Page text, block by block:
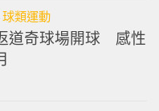
球類運動
道奇球場開球 感性